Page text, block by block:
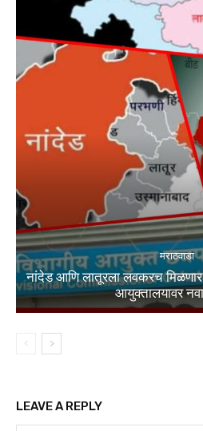
मराठवाडा
नांदेड आणि लातूरला लवकरच
आयुक्तालयावर नवा
LEAVE A REPLY